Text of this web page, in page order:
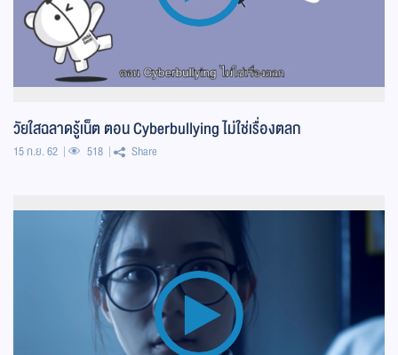
วัยใสฉลาดรู้เน็ต ตอน Cyberbullying ไม่ใช่เรื่องตลก
15 ก.ย. 62 518 Share